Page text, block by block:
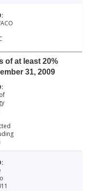
of at least 20%
31, 2009